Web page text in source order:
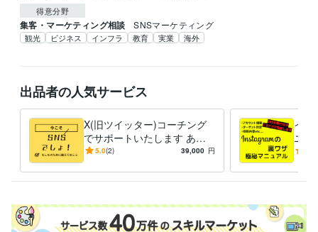
得意分野
集客・マーケティング相談 SNSマーケティング
観光 ビジネス インフラ 教育 実業 海外
出品者の人気サービス
X(旧ツイッター)コーチング
でサポートいたします あな
たの強みを最大限、引き出す
5.0(2) 39,000 円
イン
ニュ
スタ